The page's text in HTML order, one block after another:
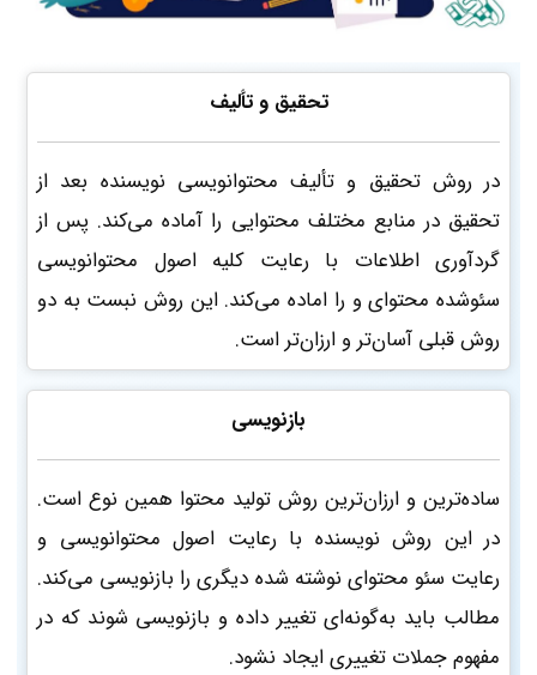
تحقیق و تألیف
در روش تحقیق و تألیف محتوانویسی نویسنده بعد از
تحقیق در منابع مختلف محتوایی را آماده می‌کند. پس از
گردآوری اطلاعات با رعایت کلیه اصول محتوانویسی
سئو‌شده محتوای و را اماده می‌کند. این روش نبست به دو
روش قبلی آسان‌تر و ارزان‌تر است.
بازنویسی
ساده‌ترین و ارزان‌ترین روش تولید محتوا همین نوع است.
در این روش نویسنده با رعایت اصول محتوانویسی و
رعایت سئو محتوای نوشته شده دیگری را بازنویسی می‌کند.
مطالب باید به‌گونه‌ای تغییر داده و بازنویسی شوند که در
مفهوم جملات تغییری ایجاد نشود.